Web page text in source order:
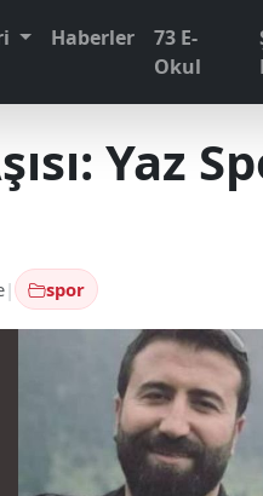
Haberler
73 E-
Okul
Yaz
| spor